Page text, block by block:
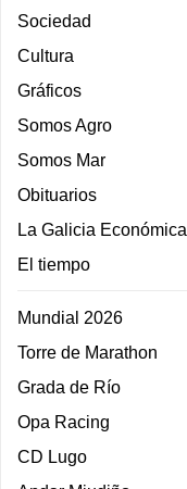
Sociedad
Cultura
Gráficos
Somos Agro
Somos Mar
Obituarios
La Galicia Económica
El tiempo
Mundial 2026
Torre de Marathon
Grada de Río
Opa Racing
CD Lugo